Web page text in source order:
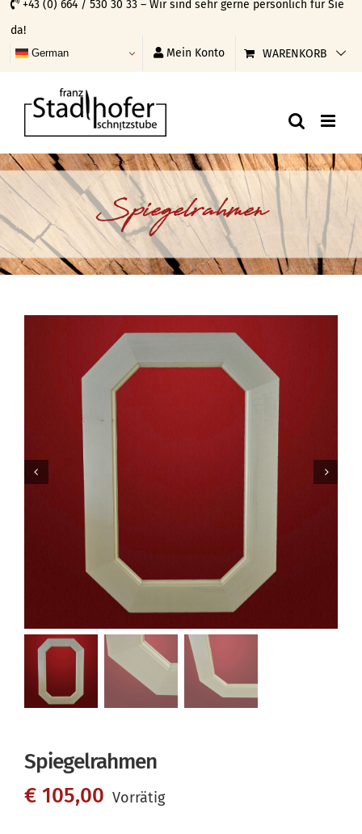
Skip
to
content
+43 (0) 664 / 530 30 33 – Wir sind sehr gerne persönlich für Sie
da!
German Mein Konto WARENKORB
Spiegelrahmen
Spiegelrahmen
€ 105,00 Vorrätig